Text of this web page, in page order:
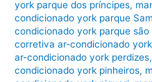
york parque dos príncipes,
condicionado york parque
condicionado york parque são
corretiva ar-condicionado
ar-condicionado york perdizes,
condicionado york pinheiros,